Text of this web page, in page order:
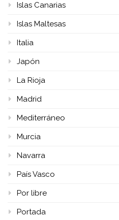
Islas Canarias
Islas Maltesas
Italia
Japón
La Rioja
Madrid
Mediterráneo
Murcia
Navarra
País Vasco
Por libre
Portada